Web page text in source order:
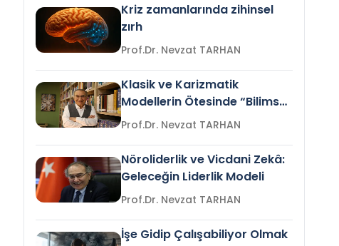
Kriz zamanlarında zihinsel
zırh
Prof.Dr. Nevzat TARHAN
Klasik ve Karizmatik
Modellerin Ötesinde “Bilimsel
Liderlik”
Prof.Dr. Nevzat TARHAN
Nöroliderlik ve Vicdani Zekâ:
Geleceğin Liderlik Modeli
Prof.Dr. Nevzat TARHAN
İşe Gidip Çalışabiliyor Olmak